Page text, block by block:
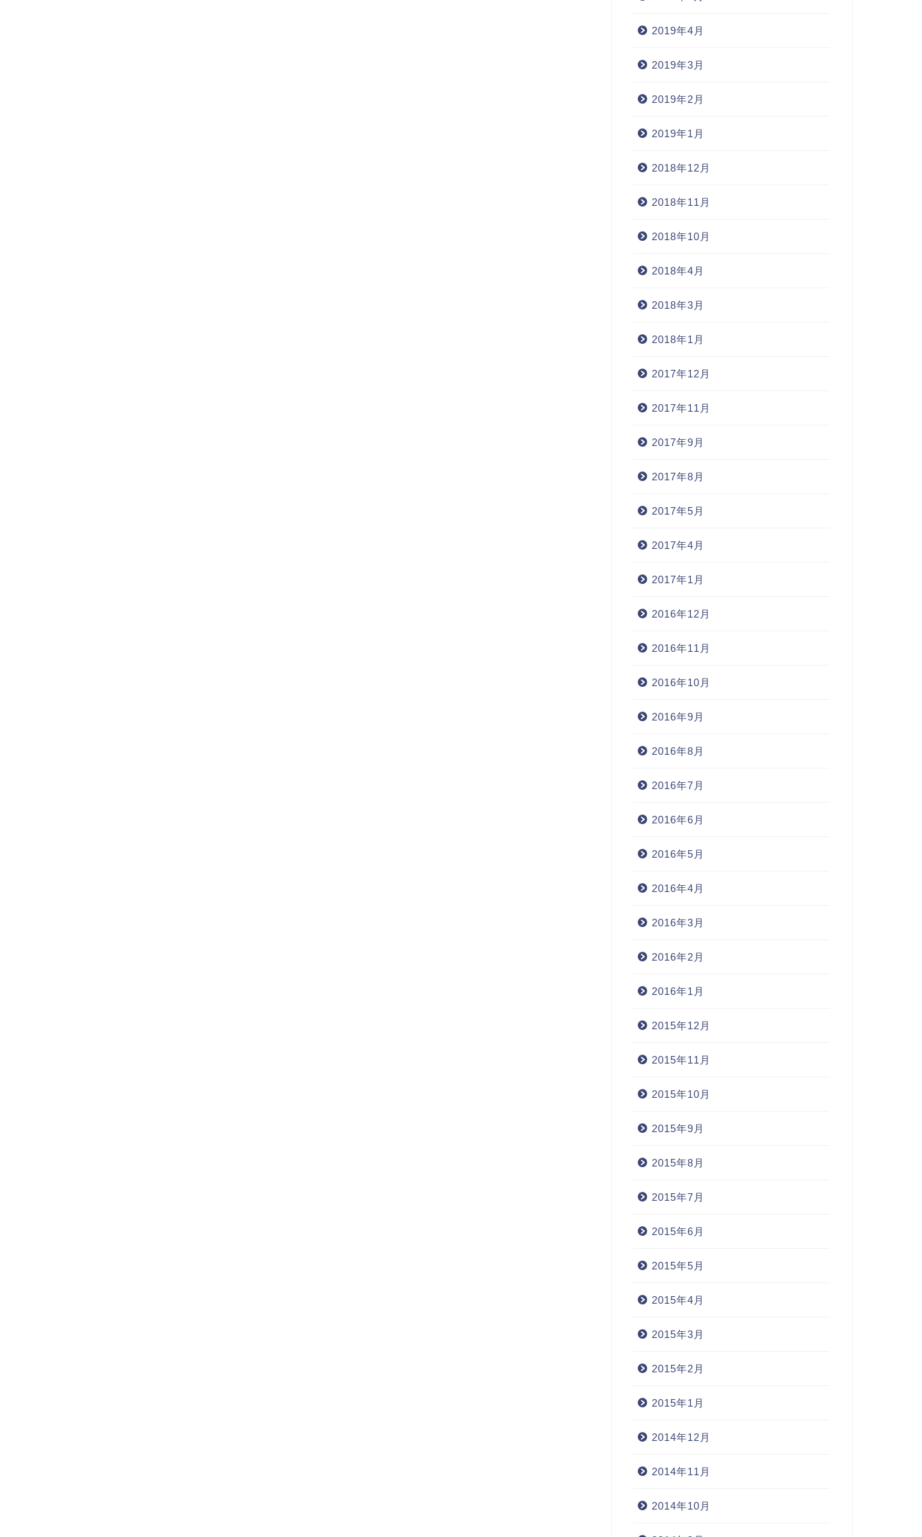
2019年4月
2019年3月
2019年2月
2019年1月
2018年12月
2018年11月
2018年10月
2018年4月
2018年3月
2018年1月
2017年12月
2017年11月
2017年9月
2017年8月
2017年5月
2017年4月
2017年1月
2016年12月
2016年11月
2016年10月
2016年9月
2016年8月
2016年7月
2016年6月
2016年5月
2016年4月
2016年3月
2016年2月
2016年1月
2015年12月
2015年11月
2015年10月
2015年9月
2015年8月
2015年7月
2015年6月
2015年5月
2015年4月
2015年3月
2015年2月
2015年1月
2014年12月
2014年11月
2014年10月